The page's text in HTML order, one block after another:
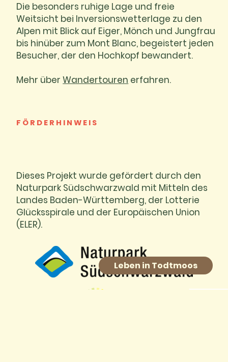
Leben in Todtmoos
Die besonders ruhige Lage und freie
Weitsicht bei Inversionswetterlage zu den
Alpen mit Blick auf Eiger, Mönch und Jungfrau
bis hinüber zum Mont Blanc, begeistert jeden
Besucher, der den Hochkopf bewandert.
Mehr überWandertouren erfahren.
FÖRDERHINWEIS
Dieses Projekt wurde gefördert durch den
Naturpark Südschwarzwald mit Mitteln des
Landes Baden-Württemberg, der Lotterie
Glücksspirale und der Europäischen Union
(ELER).